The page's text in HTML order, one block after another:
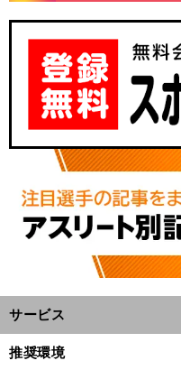
サービス
推奨環境